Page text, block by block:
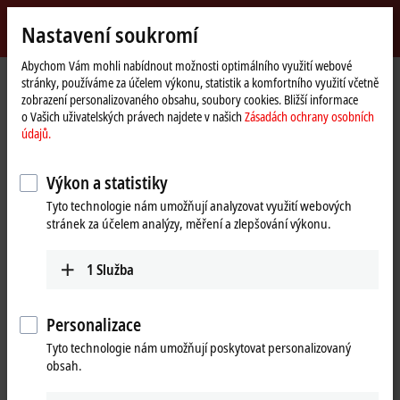
Beckhoff
-
New
Automation
Technology
Domovská
stránka
Společnost
Novinky
Compact drive technology – Connection of motors directly in the I/O
system
Kliknutím na „Rozumím a přijímám“ zobrazíme video a upravíme
nastavení ochrany soukromí, zatímco se načítá externí obsah
Nastavení soukromí
Abychom Vám mohli nabídnout možnosti optimálního využití webové
stránky, používáme za účelem výkonu, statistik a komfortního využití včetně
zobrazení personalizovaného obsahu, soubory cookies. Bližší informace
o Vašich uživatelských právech najdete v našichZásadách ochrany osobních
údajů.
Výkon a statistiky
Tyto technologie nám umožňují analyzovat využití webových
stránek za účelem analýzy, měření a zlepšování výkonu.
1 Služba
Personalizace
Tyto technologie nám umožňují poskytovat personalizovaný
obsah.